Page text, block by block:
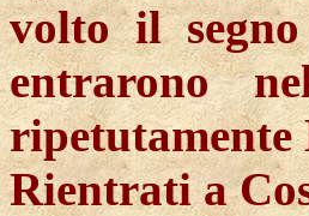
volto il
entrarono
Rientrati a